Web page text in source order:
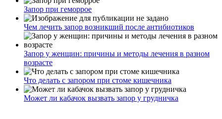
Запор при геморрое
Чем лечить запор возникший после антибиотиков
Запор у женщин: причины и методы лечения в разном
возрасте
Что делать с запором при стоме кишечника
Может ли кабачок вызвать запор у грудничка